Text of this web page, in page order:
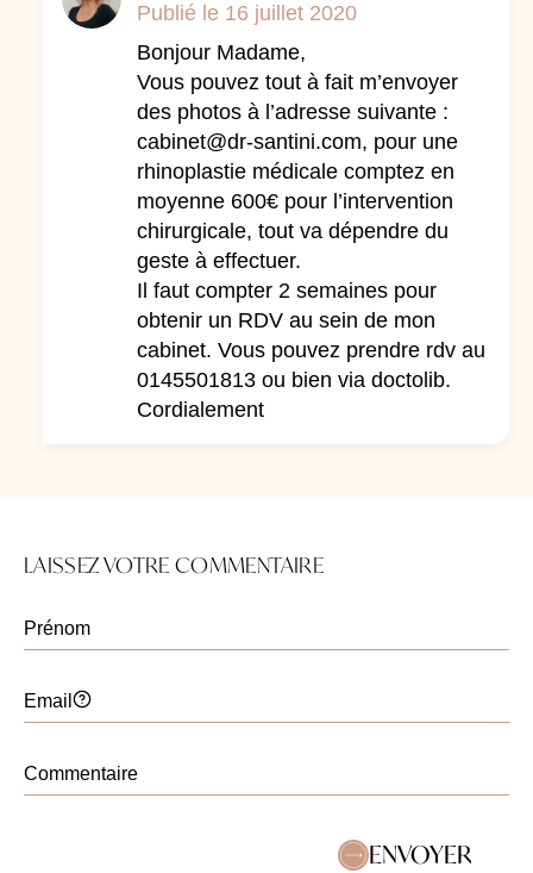
Publié le 16 juillet 2020
Bonjour Madame,
Vous pouvez tout à fait m’envoyer
des photos à l’adresse suivante :
cabinet@dr-santini.com, pour une
rhinoplastie médicale comptez en
moyenne 600€ pour l’intervention
chirurgicale, tout va dépendre du
geste à effectuer.
Il faut compter 2 semaines pour
obtenir un RDV au sein de mon
cabinet. Vous pouvez prendre rdv au
0145501813 ou bien via doctolib.
Cordialement
LAISSEZ VOTRE COMMENTAIRE
ENVOYER